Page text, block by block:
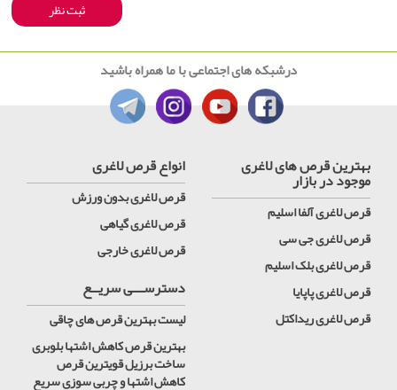
درشبکه های اجتماعی با ما همراه باشید
بهترین قرص های لاغری
موجود در بازار
قرص لاغری آلفا اسلیم
قرص لاغری جی سی
قرص لاغری بلک اسلیم
قرص لاغری پاپایا
قرص لاغری ریداکتل
انواع قرص لاغری
قرص لاغری بدون ورزش
قرص لاغری گیاهی
قرص لاغری خارجی
دسترســـی سریــع
لیست بهترین قرص های چاقی
بهترین قرص کاهش اشتها بلوبری
ساخت برزیل قویترین قرص
کاهش اشتها و چربی سوزی سریع